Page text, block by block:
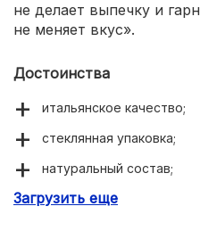
не делает выпечку и
не меняет вкус».
Достоинства
итальянское качество;
стеклянная упаковка;
натуральный состав;
универсальное
Загрузить еще